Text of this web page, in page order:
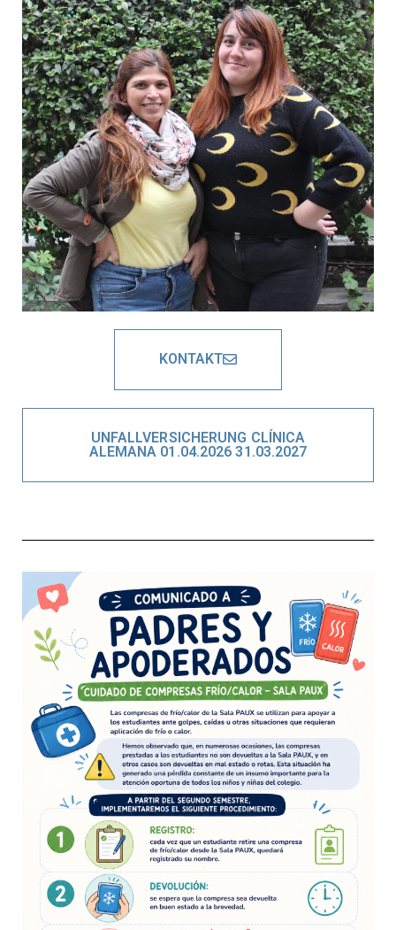
KONTAKT
UNFALLVERSICHERUNG CLÍNICA
ALEMANA 01.04.2026 31.03.2027